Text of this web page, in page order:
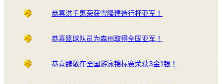
恭喜洪千惠荣获雪隆建造行杯亚军！
恭喜篮球队员为森州取得全国亚军！
恭喜魏敬在全国游泳锦标赛荣获3金1银！